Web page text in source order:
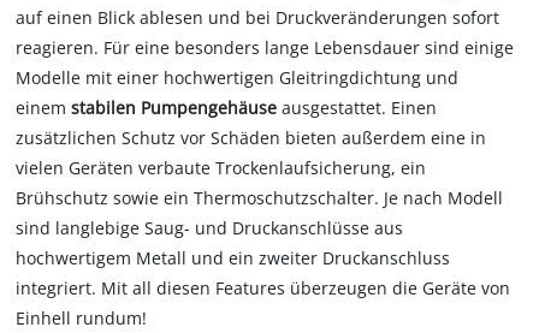
auf einen Blick ablesen und bei Druckveränderungen sofort
reagieren. Für eine besonders lange Lebensdauer sind einige
Modelle mit einer hochwertigen Gleitringdichtung und
einemstabilen Pumpengehäuse ausgestattet. Einen
zusätzlichen Schutz vor Schäden bieten außerdem eine in
vielen Geräten verbaute Trockenlaufsicherung, ein
Brühschutz sowie ein Thermoschutzschalter. Je nach Modell
sind langlebige Saug- und Druckanschlüsse aus
hochwertigem Metall und ein zweiter Druckanschluss
integriert. Mit all diesen Features überzeugen die Geräte von
Einhell rundum!